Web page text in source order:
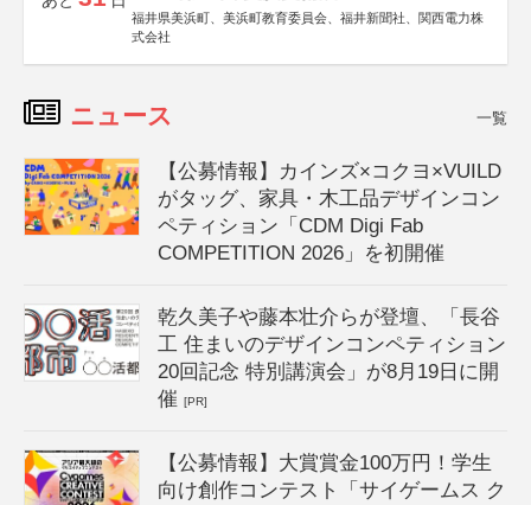
福井県美浜町、美浜町教育委員会、福井新聞社、関西電力株
式会社
ニュース 一覧
【公募情報】カインズ×コクヨ×VUILD
がタッグ、家具・木工品デザインコン
ペティション「CDM Digi Fab
COMPETITION 2026」を初開催
乾久美子や藤本壮介らが登壇、「長谷
工 住まいのデザインコンペティション
20回記念 特別講演会」が8月19日に開
催[PR]
【公募情報】大賞賞金100万円！学生
向け創作コンテスト「サイゲームス ク